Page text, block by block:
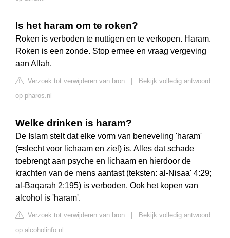
Is het haram om te roken?
Roken is verboden te nuttigen en te verkopen. Haram.
Roken is een zonde. Stop ermee en vraag vergeving
aan Allah.
Verzoek tot verwijderen van bron
Bekijk volledig antwoord
op pharos.nl
Welke drinken is haram?
De Islam stelt dat elke vorm van beneveling 'haram'
(=slecht voor lichaam en ziel) is. Alles dat schade
toebrengt aan psyche en lichaam en hierdoor de
krachten van de mens aantast (teksten: al-Nisaa' 4:29;
al-Baqarah 2:195) is verboden. Ook het kopen van
alcohol is 'haram'.
Verzoek tot verwijderen van bron
Bekijk volledig antwoord
op alcoholinfo.nl